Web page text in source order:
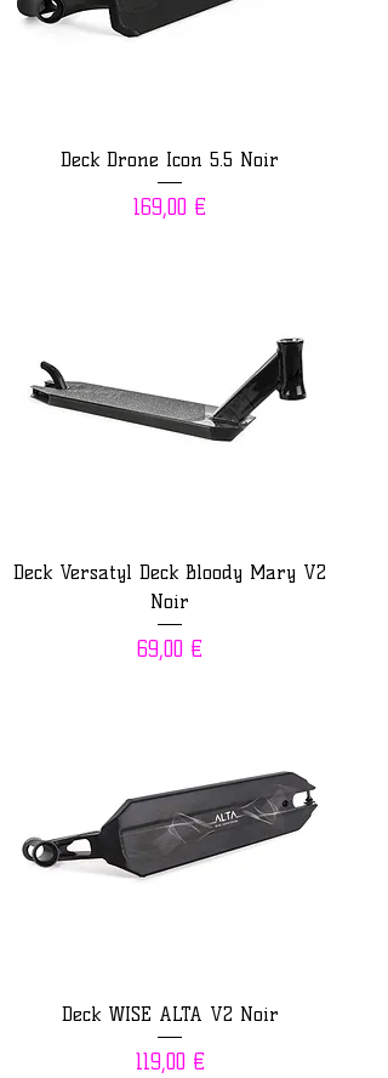
Deck Drone Icon 5.5 Noir
Prix
169,00 €
Deck Versatyl Deck Bloody Mary V2
Noir
Prix
69,00 €
Deck WISE ALTA V2 Noir
Prix
119,00 €